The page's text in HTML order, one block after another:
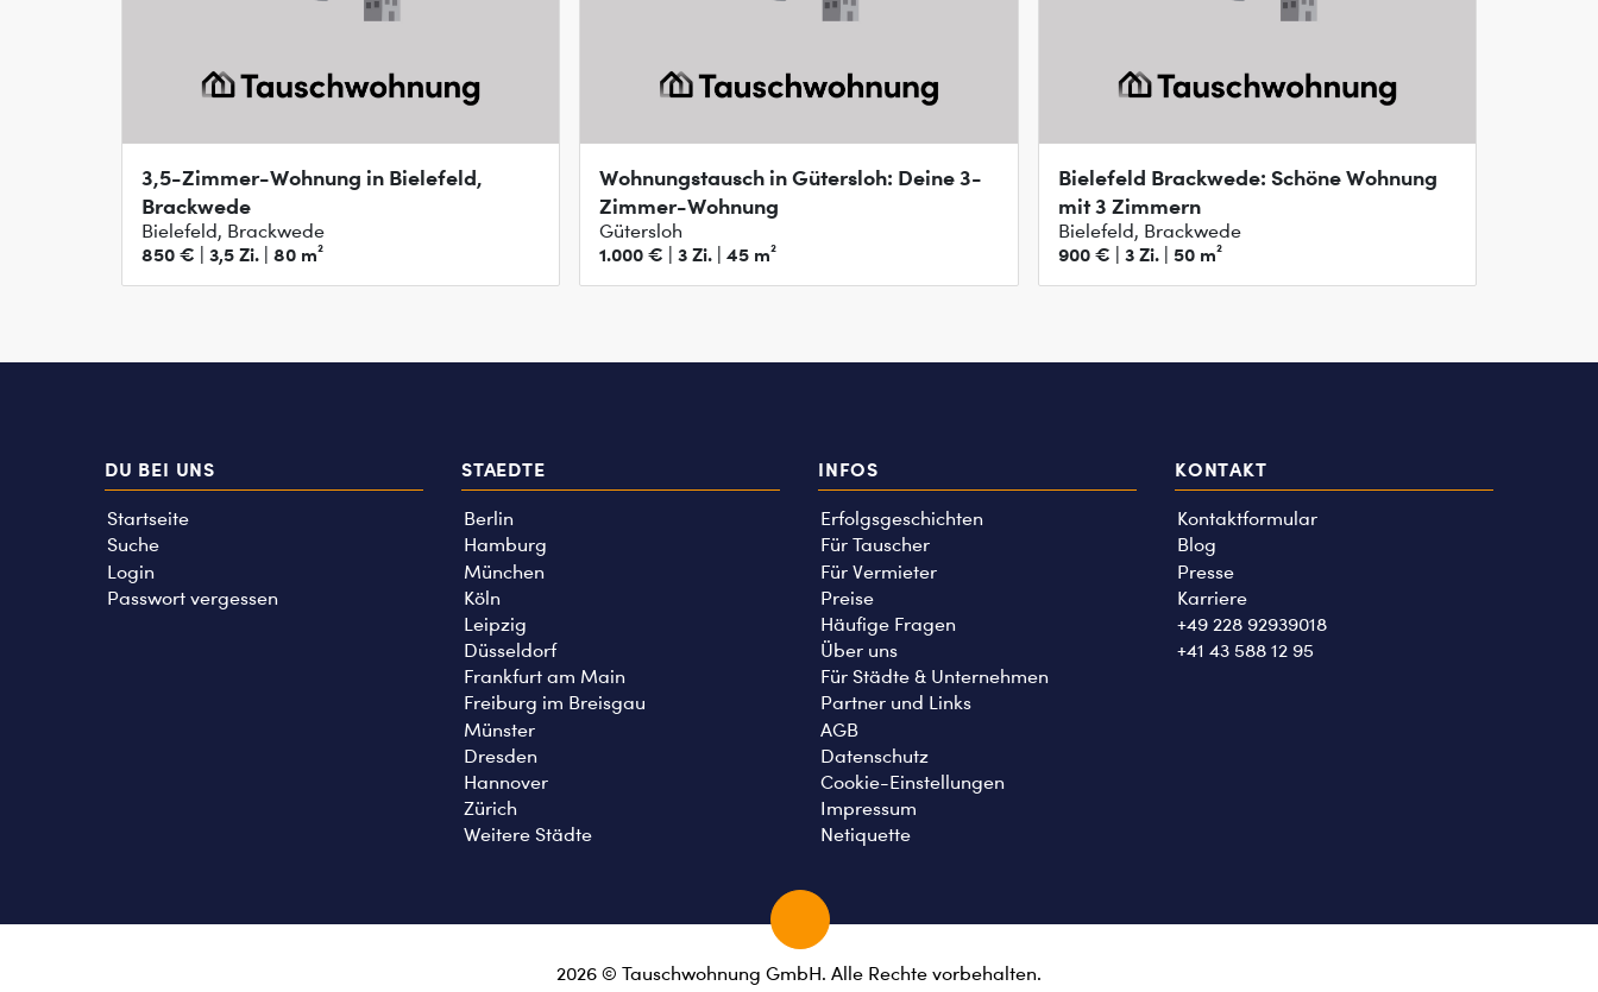
3,5-Zimmer-Wohnung in Bielefeld,
Brackwede
Bielefeld, Brackwede
850 € | 3,5 Zi. | 80 m²
Wohnungstausch in Gütersloh: Deine 3-
Zimmer-Wohnung
Gütersloh
1.000 € | 3 Zi. | 45 m²
Bielefeld Brackwede: Schöne Wohnung
mit 3 Zimmern
Bielefeld, Brackwede
900 € | 3 Zi. | 50 m²
DU BEI UNS
Startseite
Suche
Login
Passwort vergessen
STAEDTE
Berlin
Hamburg
München
Köln
Leipzig
Düsseldorf
Frankfurt am Main
Freiburg im Breisgau
Münster
Dresden
Hannover
Zürich
Weitere Städte
INFOS
Erfolgsgeschichten
Für Tauscher
Für Vermieter
Preise
Häufige Fragen
Über uns
Für Städte & Unternehmen
Partner und Links
AGB
Datenschutz
Cookie-Einstellungen
Impressum
Netiquette
KONTAKT
Kontaktformular
Blog
Presse
Karriere
+49 228 92939018
+41 43 588 12 95
2026 © Tauschwohnung GmbH. Alle Rechte vorbehalten.